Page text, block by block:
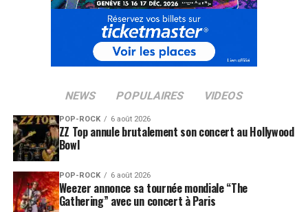
Vous avez sorti une chanson qui s’intituleTélé
, alors Tryo un jour à la Star Académy c’est
: Je ne pense pas, mais des gamins de la Star Ac’
Manu: Non je ne crois pas. Lorsque tu écris une
chanson et qu’elle passe au public, elle ne t’appartient
plus, les gens font ce qu’ils veulent avec.
Si tu devais me citer un mot pour définir l’évolution
de Tryo ?
NEWS POPULAIRES VIDEOS
POP-ROCK 6 août 2026
ZZ Top annule brutalement son concert au Hollywood
Bowl
POP-ROCK 6 août 2026
Weezer annonce sa tournée mondiale “The
Gathering” avec un concert à Paris